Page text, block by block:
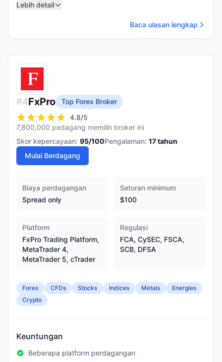
Lebih detail
Baca ulasan lengkap
#4FxPro
Top Forex Broker
4.8/5
7,800,000 pedagang memilih broker ini
Skor kepercayaan: 95/100Pengalaman: 17tahun
Mulai Berdagang
Biaya perdagangan
Spread only
Setoran minimum
$100
Platform
FxPro Trading Platform,
MetaTrader 4,
MetaTrader 5, cTrader
Regulasi
FCA, CySEC, FSCA,
SCB, DFSA
Forex CFDs Stocks Indices Metals
Energies
Crypto
Keuntungan
Beberapa platform perdagangan